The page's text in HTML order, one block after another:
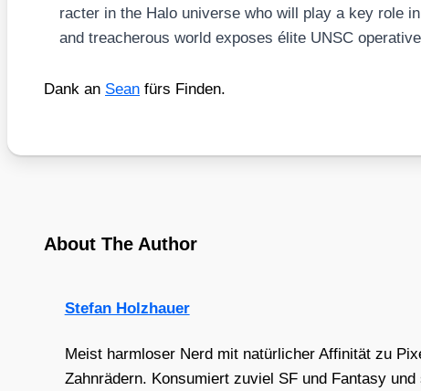
rac­ter in the Halo uni­ver­se who will play a key role
and tre­ache­rous world expo­ses éli­te UNSC
Dank an Sean fürs Fin­den.
About The Author
Stefan Holzhauer
Meist harmloser Nerd mit natürlicher Affinität zu
Zahnrädern. Konsumiert zuviel SF und Fantasy